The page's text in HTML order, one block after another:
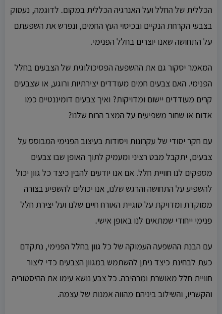
הכללית של החלל ועל האנרגיה הכללית במקום. לדוגמה, נעסוק
בצבעי הקרחת הנקיים ובכיסוי העץ החמים, ונפרש את השפעתם
על התחושה שאנו יוצרים בחלל הפנימי.
המאמר יסקור גם את ההשפעה הפסיכולוגית של הצבעים בחלל
הפנימי. האם צבעים חמים מעודדים יצירתיות ורוגע, או שצבעים
קרים מעודדים יישום ומדויקות? ואיך צבעים דומיננטיים כמו
אדום או שחור משפיעים על המצב הרוח שלנו?
עם חקר יסודי של עקרונות ויסודות בעיצוב הפנימי המבוסס על
צבעים, יתקבל מבט רציני ומעמיק לתוך האופן שבו צבעים
מספקים לנו חוויית חלל. אם אנו יודעים להבין כיצד כל גוון יכול
להשפיע על התחושה והרגש שלנו, אנו יכולים להשפיע בצורה
ממוקדת ומדויקת על סוגיית האורח חיים שלנו ועל יצירת חלל
פנימי ייחודי שמתאים לנו באופן אישי.
עם הבנת ההשפעה העמוקה של כל גוון בחלל הפנימי, נתקדם
כעת לבחינת כיצד ניתן להשתמש במגוון הצבעים כדי ליצור
חוויית חלל מאושרת ומרהיבה. כל צבע נושא עימו את ההיסטוריה
והקשריו, והשילוב ביניהם מהווה אמנות של עצמה.